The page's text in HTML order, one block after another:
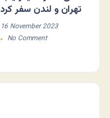
تهران و لندن سفر کرد
16 November 2023
No Comment